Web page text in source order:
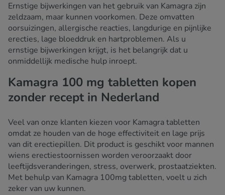
Ernstige bijwerkingen van het gebruik van Kamagra zijn
zeldzaam, maar kunnen voorkomen. Deze omvatten
oorsuizingen, allergische reacties, langdurige en pijnlijke
erecties, lage bloeddruk en hartproblemen. Als u
ernstige bijwerkingen krijgt, is het belangrijk dat u
onmiddellijk medische hulp inroept.
Kamagra 100 mg tabletten kopen
zonder recept in Nederland
Veel van onze klanten kiezen voor Kamagra tabletten
omdat ze houden van de hoge effectiviteit en lage prijs
van dit erectiepillen. Dit product is geschikt voor mannen
wiens erectiestoornissen worden veroorzaakt door
leeftijdsveranderingen, stress, overwerk, prostaatziekten.
Met behulp van Kamagra 100mg tabletten, voelt u zich
zeker van uw kunnen.